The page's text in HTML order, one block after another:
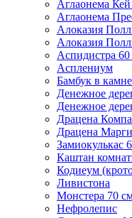
Аглаонема
Аглаонема
Алоказия
Алоказия
Аспидистра
Асплениум
Бамбук в камне
Денежное
Денежное
Драцена
Драцена
Замиокулькас
Каштан
Кодиеум
Ливистона
Монстера 70
Нефролепис